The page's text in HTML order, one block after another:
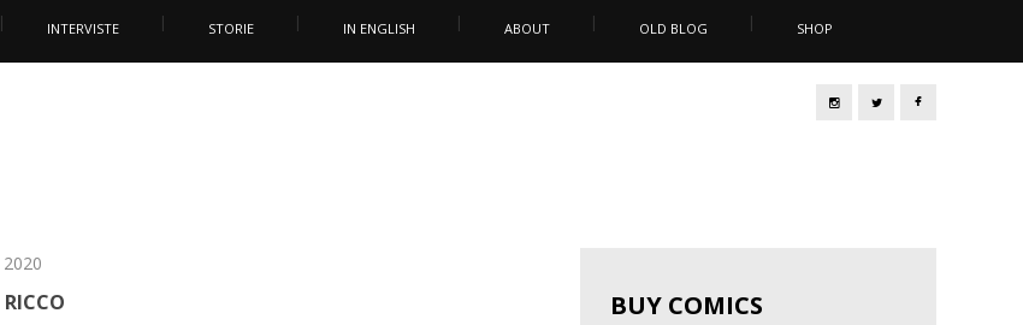
INTERVISTE STORIE IN ENGLISH ABOUT OLD BLOG SHOP
BUY COMICS